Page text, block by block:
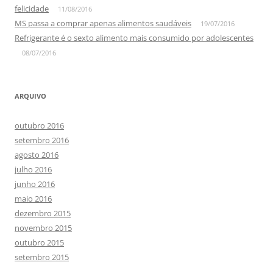
felicidade
11/08/2016
MS passa a comprar apenas alimentos saudáveis 19/07/2016
Refrigerante é o sexto alimento mais consumido por adolescentes
08/07/2016
ARQUIVO
outubro 2016
setembro 2016
agosto 2016
julho 2016
junho 2016
maio 2016
dezembro 2015
novembro 2015
outubro 2015
setembro 2015